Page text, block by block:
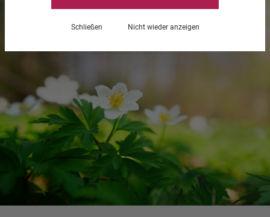
Schließen Nicht wieder anzeigen